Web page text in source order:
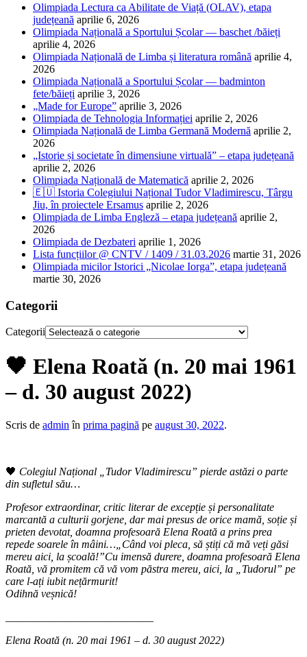
Olimpiada Lectura ca Abilitate de Viață (OLAV), etapa
județeană aprilie 6, 2026
Olimpiada Națională a Sportului Școlar — baschet /băieți
aprilie 4, 2026
Olimpiada Națională de Limba și literatura română aprilie 4,
2026
Olimpiada Națională a Sportului Școlar — badminton
fete/băieți aprilie 3, 2026
„Made for Europe” aprilie 3, 2026
Olimpiada de Tehnologia Informației aprilie 2, 2026
Olimpiada Națională de Limba Germană Modernă aprilie 2,
2026
„Istorie și societate în dimensiune virtuală” – etapa județeană
aprilie 2, 2026
Olimpiada Națională de Matematică aprilie 2, 2026
🇪🇺 Istoria Colegiului Național Tudor Vladimirescu, Târgu
Jiu, în proiectele Ersamus aprilie 2, 2026
Olimpiada de Limba Engleză – etapa județeană aprilie 2,
2026
Olimpiada de Dezbateri aprilie 1, 2026
Lista funcțiilor @ CNTV / 1409 / 31.03.2026 martie 31, 2026
Olimpiada micilor Istorici „Nicolae Iorga”, etapa județeană
martie 30, 2026
Categorii
Categorii
🖤 Elena Roată (n. 20 mai 1961
– d. 30 august 2022)
Scris de admin în prima pagină pe august 30, 2022.
🖤 Colegiul Național „Tudor Vladimirescu” pierde astăzi o parte
din sufletul său…
Profesor extraordinar, critic literar de excepție și personalitate
marcantă a culturii gorjene, dar mai presus de orice mamă, soție și
prieten devotat, doamna profesoară Elena Roată a prins prea
repede soarele în mâini…„Când voi pleca, să știți că mă veți găsi
mereu aici, la școală!”Cu imensă durere, doamna profesoară Elena
Roată, vă promitem că vă vom păstra mereu, aici, la „Tudorul” pe
care l-ați iubit nețărmurit!
Odihnă veșnică!
Elena Roată (n. 20 mai 1961 – d. 30 august 2022)